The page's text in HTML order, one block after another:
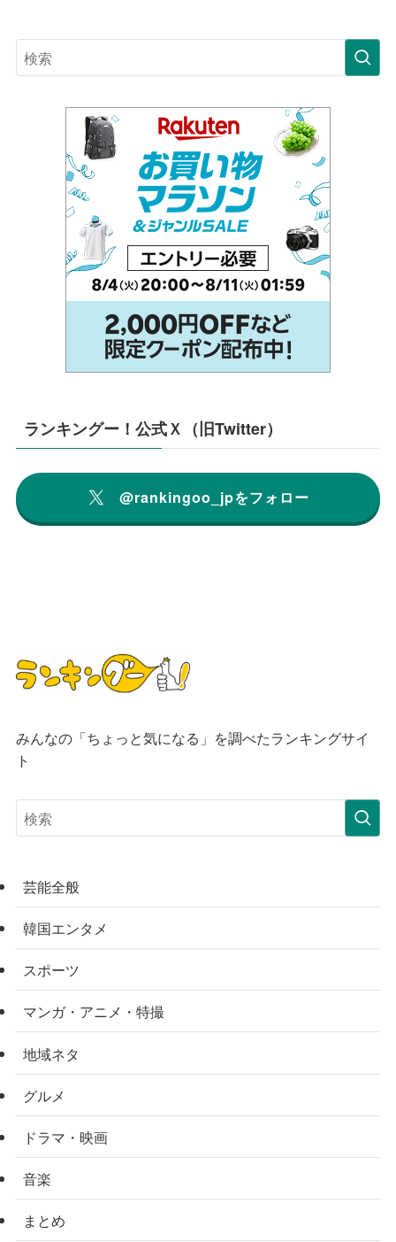
ランキングー！公式Ｘ（旧Twitter）
@rankingoo_jpをフォロー
みんなの「ちょっと気になる」を調べたランキングサイ
ト
芸能全般
韓国エンタメ
スポーツ
マンガ・アニメ・特撮
地域ネタ
グルメ
ドラマ・映画
音楽
まとめ